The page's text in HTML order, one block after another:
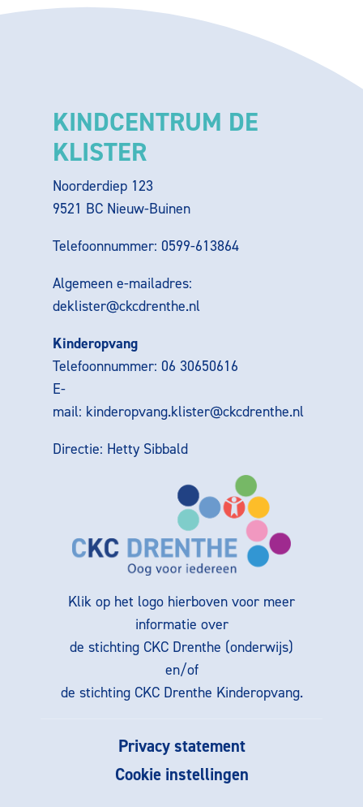
KINDCENTRUM DE
KLISTER
Noorderdiep 123
9521 BC Nieuw-Buinen
Telefoonnummer: 0599-613864
Algemeen e-mailadres:
deklister@ckcdrenthe.nl
Kinderopvang
Telefoonnummer: 06 30650616
E-
mail: kinderopvang.klister@ckcdrenthe.nl
Directie: Hetty Sibbald
Klik op het logo hierboven voor meer
informatie over
de stichting CKC Drenthe (onderwijs)
en/of
de stichting CKC Drenthe Kinderopvang.
Privacy statement
Cookie instellingen